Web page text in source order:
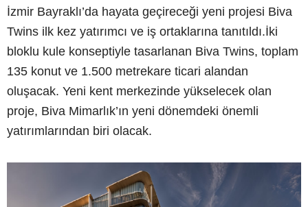
İzmir Bayraklı’da hayata geçireceği yeni projesi Biva
Twins ilk kez yatırımcı ve iş ortaklarına tanıtıldı.İki
bloklu kule konseptiyle tasarlanan Biva Twins, toplam
135 konut ve 1.500 metrekare ticari alandan
oluşacak. Yeni kent merkezinde yükselecek olan
proje, Biva Mimarlık’ın yeni dönemdeki önemli
yatırımlarından biri olacak.